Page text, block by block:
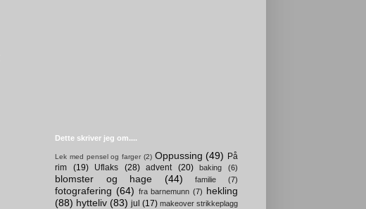
Dette skriver jeg om....
Lek med pensel og farger (2) Oppussing (49) På
rim
(19) Uflaks (28) advent (20) baking (6)
blomster og hage (44) familie (7)
fotografering (64) fra barnemunn (7) hekling
(88) hytteliv (83) jul (17) makeover strikkeplagg